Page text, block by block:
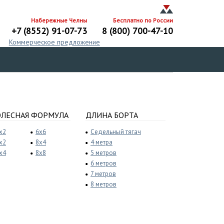
Бесплатно по России
8 (800) 700-47-10
Набережные Челны
+7 (8552) 91-07-73
Коммерческое предложение
ФОРМУЛА
6x6
8x4
8x8
ДЛИНА БОРТА
Седельный тягач
4 метра
5 метров
6 метров
7 метров
8 метров